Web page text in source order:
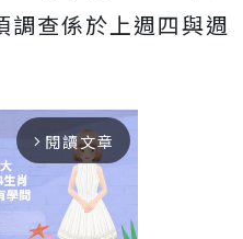
查係於上週四與週
arrow_forward_ios 閱讀文章